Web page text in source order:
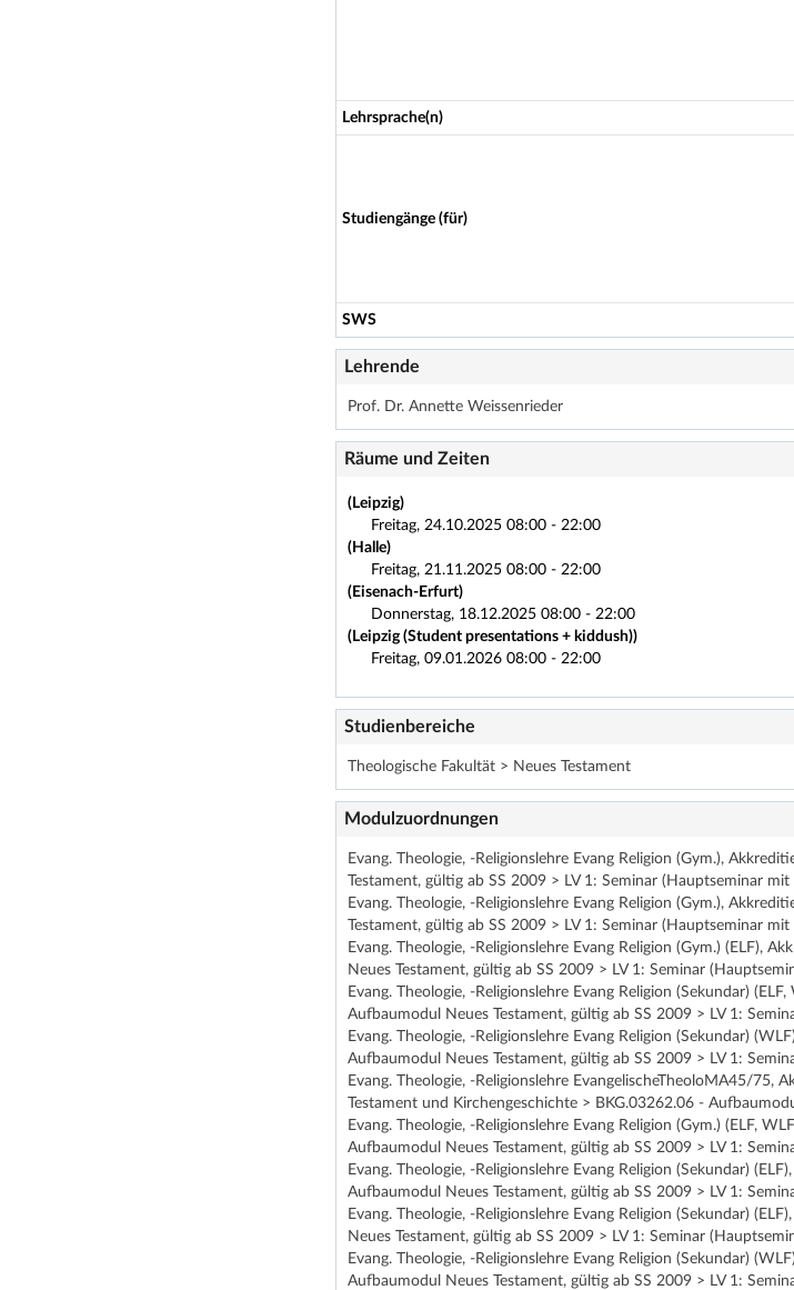
Lehrsprache(n)
Studiengänge (für)
SWS
Lehrende
Prof. Dr. Annette Weissenrieder
Räume und Zeiten
(Leipzig)
Freitag, 24.10.2025 08:00 - 22:00
(Halle)
Freitag, 21.11.2025 08:00 - 22:00
(Eisenach-Erfurt)
Donnerstag, 18.12.2025 08:00 - 22:00
(Leipzig (Student presentations + kiddush))
Freitag, 09.01.2026 08:00 - 22:00
Studienbereiche
Theologische Fakultät > Neues Testament
Modulzuordnungen
Evang. Theologie, -Religionslehre Evang Religion (Gym.),
Testament, gültig ab SS 2009 > LV 1: Seminar (Hauptseminar mit
Evang. Theologie, -Religionslehre Evang Religion (Gym.),
Testament, gültig ab SS 2009 > LV 1: Seminar (Hauptseminar mit
Evang. Theologie, -Religionslehre Evang Religion (Gym.) (ELF),
Neues Testament, gültig ab SS 2009 > LV 1: Seminar
Evang. Theologie, -Religionslehre Evang Religion (Sekundar)
Aufbaumodul Neues Testament, gültig ab SS 2009 > LV 1:
Evang. Theologie, -Religionslehre Evang Religion (Sekundar)
Aufbaumodul Neues Testament, gültig ab SS 2009 > LV 1:
Evang. Theologie, -Religionslehre EvangelischeTheoloMA45/
Testament und Kirchengeschichte > BKG.03262.06 -
Evang. Theologie, -Religionslehre Evang Religion (Gym.) (ELF,
Aufbaumodul Neues Testament, gültig ab SS 2009 > LV 1:
Evang. Theologie, -Religionslehre Evang Religion (Sekundar)
Aufbaumodul Neues Testament, gültig ab SS 2009 > LV 1:
Evang. Theologie, -Religionslehre Evang Religion (Sekundar)
Neues Testament, gültig ab SS 2009 > LV 1: Seminar
Evang. Theologie, -Religionslehre Evang Religion (Sekundar)
Aufbaumodul Neues Testament, gültig ab SS 2009 > LV 1: